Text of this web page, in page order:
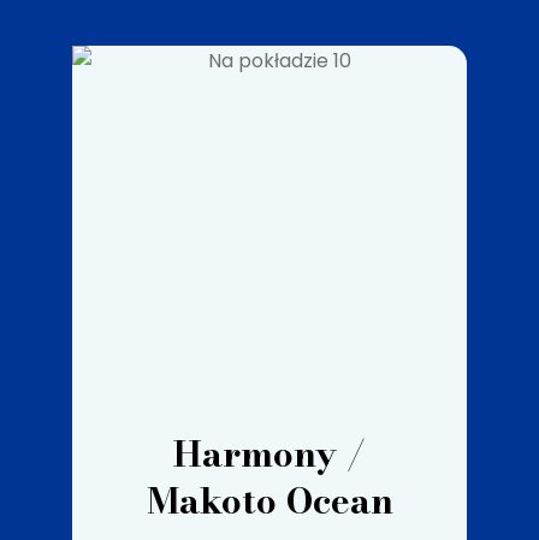
Harmony /
Makoto Ocean